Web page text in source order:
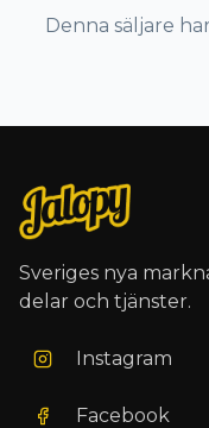
Denna säljare
Sveriges nya
delar och tjänster.
Instagram
Facebook